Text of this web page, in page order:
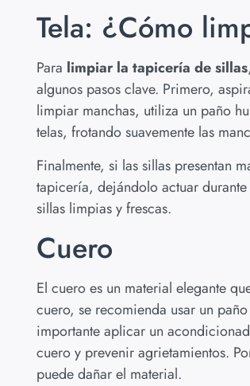
Tela: ¿Cómo
Para limpiar la tapicería de sillas
algunos pasos clave. Primero,
limpiar manchas, utiliza un paño
telas, frotando suavemente las
Finalmente, si las sillas presentan
tapicería, dejándolo actuar
sillas limpias y frescas.
Cuero
El cuero es un material elegante
cuero, se recomienda usar un
importante aplicar un
cuero y prevenir agrietamientos.
puede dañar el material.